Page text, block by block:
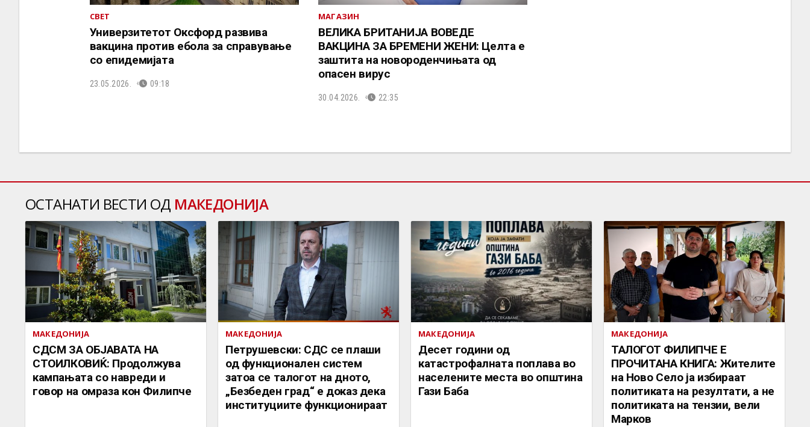
СВЕТ
Универзитетот Оксфорд развива
вакцина против ебола за справување
со епидемијата
23.05.2026. 09:18
МАГАЗИН
ВЕЛИКА БРИТАНИЈА ВОВЕДЕ
ВАКЦИНА ЗА БРЕМЕНИ ЖЕНИ: Целта е
заштита на новороденчињата од
опасен вирус
30.04.2026. 22:35
ОСТАНАТИ ВЕСТИ ОД МАКЕДОНИЈА
МАКЕДОНИЈА
СДСМ ЗА ОБЈАВАТА НА
СТОИЛКОВИЌ: Продолжува
кампањата со навреди и
говор на омраза кон Филипче
МАКЕДОНИЈА
Петрушевски: СДС се плаши
од функционален систем
затоа се талогот на дното,
„Безбеден град“ е доказ дека
институциите функционираат
МАКЕДОНИЈА
Десет години од
катастрофалната поплава во
населените места во општина
Гази Баба
МАКЕДОНИЈА
ТАЛОГОТ ФИЛИПЧЕ Е
ПРОЧИТАНА КНИГА: Жителите
на Ново Село ја избираат
политиката на резултати, а не
политиката на тензии, вели
Марков